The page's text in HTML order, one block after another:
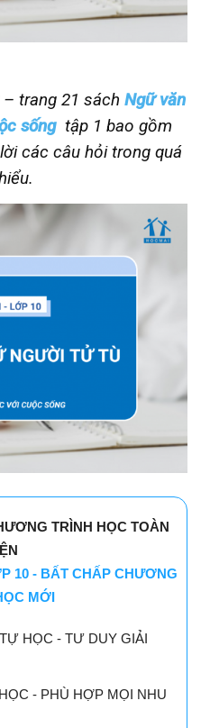
– trang 21 sách Ngữ văn
sống tập 1 bao gồm
các câu hỏi trong quá
TRÌNH HỌC TOÀN
10 - BẤT CHẤP CHƯƠNG
MỚI
HỌC - TƯ DUY GIẢI
- PHÙ HỢP MỌI NHU